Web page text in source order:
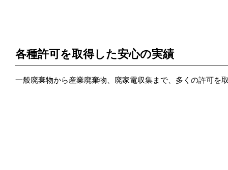
各種許可を取得した安心の実績
一般廃棄物から産業廃棄物、廃家電収集まで、多くの許可を